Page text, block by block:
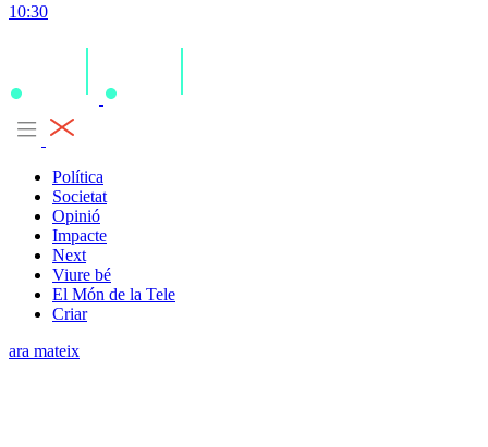
10:30
Política
Societat
Opinió
Impacte
Next
Viure bé
El Món de la Tele
Criar
ara mateix